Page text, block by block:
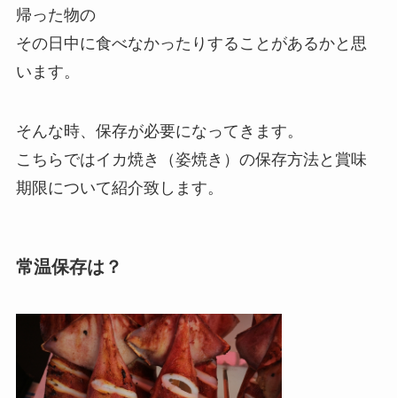
帰った物の
その日中に食べなかったりすることがあるかと思
います。
そんな時、保存が必要になってきます。
こちらではイカ焼き（姿焼き）の保存方法と賞味
期限について紹介致します。
常温保存は？